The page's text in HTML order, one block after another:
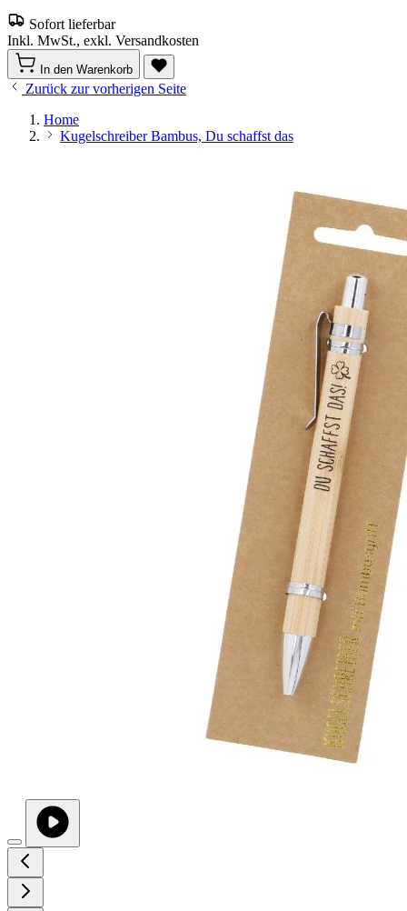
Sofort lieferbar
Inkl. MwSt., exkl. Versandkosten
In den Warenkorb
Zurück zur vorherigen Seite
Home
Kugelschreiber Bambus, Du schaffst das